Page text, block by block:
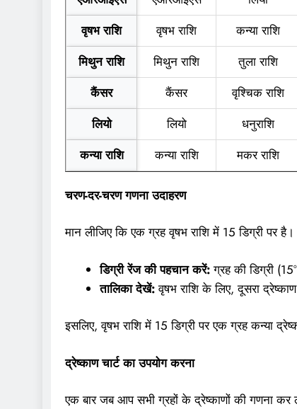
वृषभ राशि
वृषभ राशि कन्या राशि
मिथुन राशि
मिथुन राशि तुला राशि
कैंसर
कैंसर वृश्चिक राशि
लियो
लियो धनुराशि
कन्या राशि
कन्या राशि मकर राशि
मकर राशि
मकर राशि वृषभ राशि
चरण-दर-चरण गणना उदाहरण
मान लीजिए कि एक ग्रह वृषभ राशि में 15 डिग्री पर
डिग्री रेंज की पहचान करें:ग्रह की डिग्री
तालिका देखें:वृषभ राशि के लिए, दूसरा
इसलिए, वृषभ राशि में 15 डिग्री पर एक ग्रह कन्या
द्रेष्काण चार्ट का उपयोग करना
एक बार जब आप सभी ग्रहों के द्रेष्काणों की गणना कर